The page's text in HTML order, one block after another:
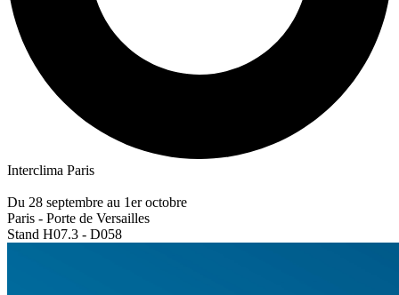
Interclima Paris
Du 28 septembre au 1er octobre
Paris - Porte de Versailles
Stand H07.3 - D058